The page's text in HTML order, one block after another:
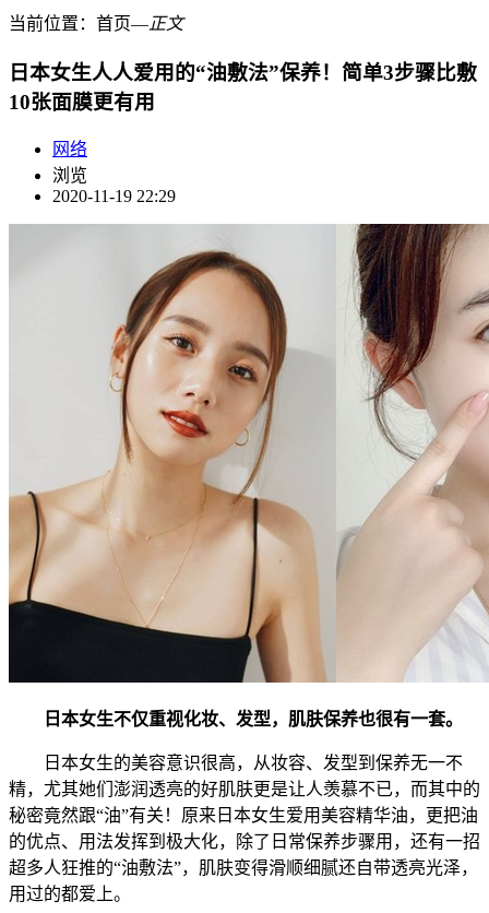
当前位置： 首页―正文
日本女生人人爱用的“油敷法”保养！简单3步骤比敷
10张面膜更有用
网络
浏览
2020-11-19 22:29
日本女生不仅重视化妆、发型，肌肤保养也很有一套。
日本女生的美容意识很高，从妆容、发型到保养无一不
精，尤其她们澎润透亮的好肌肤更是让人羡慕不已，而其中的
秘密竟然跟“油”有关！原来日本女生爱用美容精华油，更把油
的优点、用法发挥到极大化，除了日常保养步骤用，还有一招
超多人狂推的“油敷法”，肌肤变得滑顺细腻还自带透亮光泽，
用过的都爱上。